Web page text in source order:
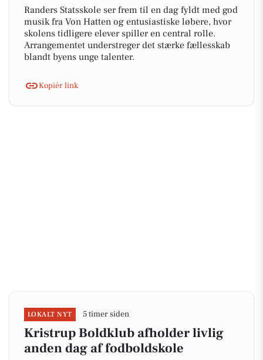
Randers Statsskole ser frem til en dag fyldt med god
musik fra Von Hatten og entusiastiske løbere, hvor
skolens tidligere elever spiller en central rolle.
Arrangementet understreger det stærke fællesskab
blandt byens unge talenter.
Kopiér link
LOKALT NYT 5 timer siden
Kristrup Boldklub afholder livlig
anden dag af fodboldskole